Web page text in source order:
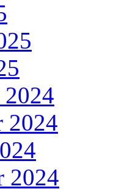
2024
2024
2024